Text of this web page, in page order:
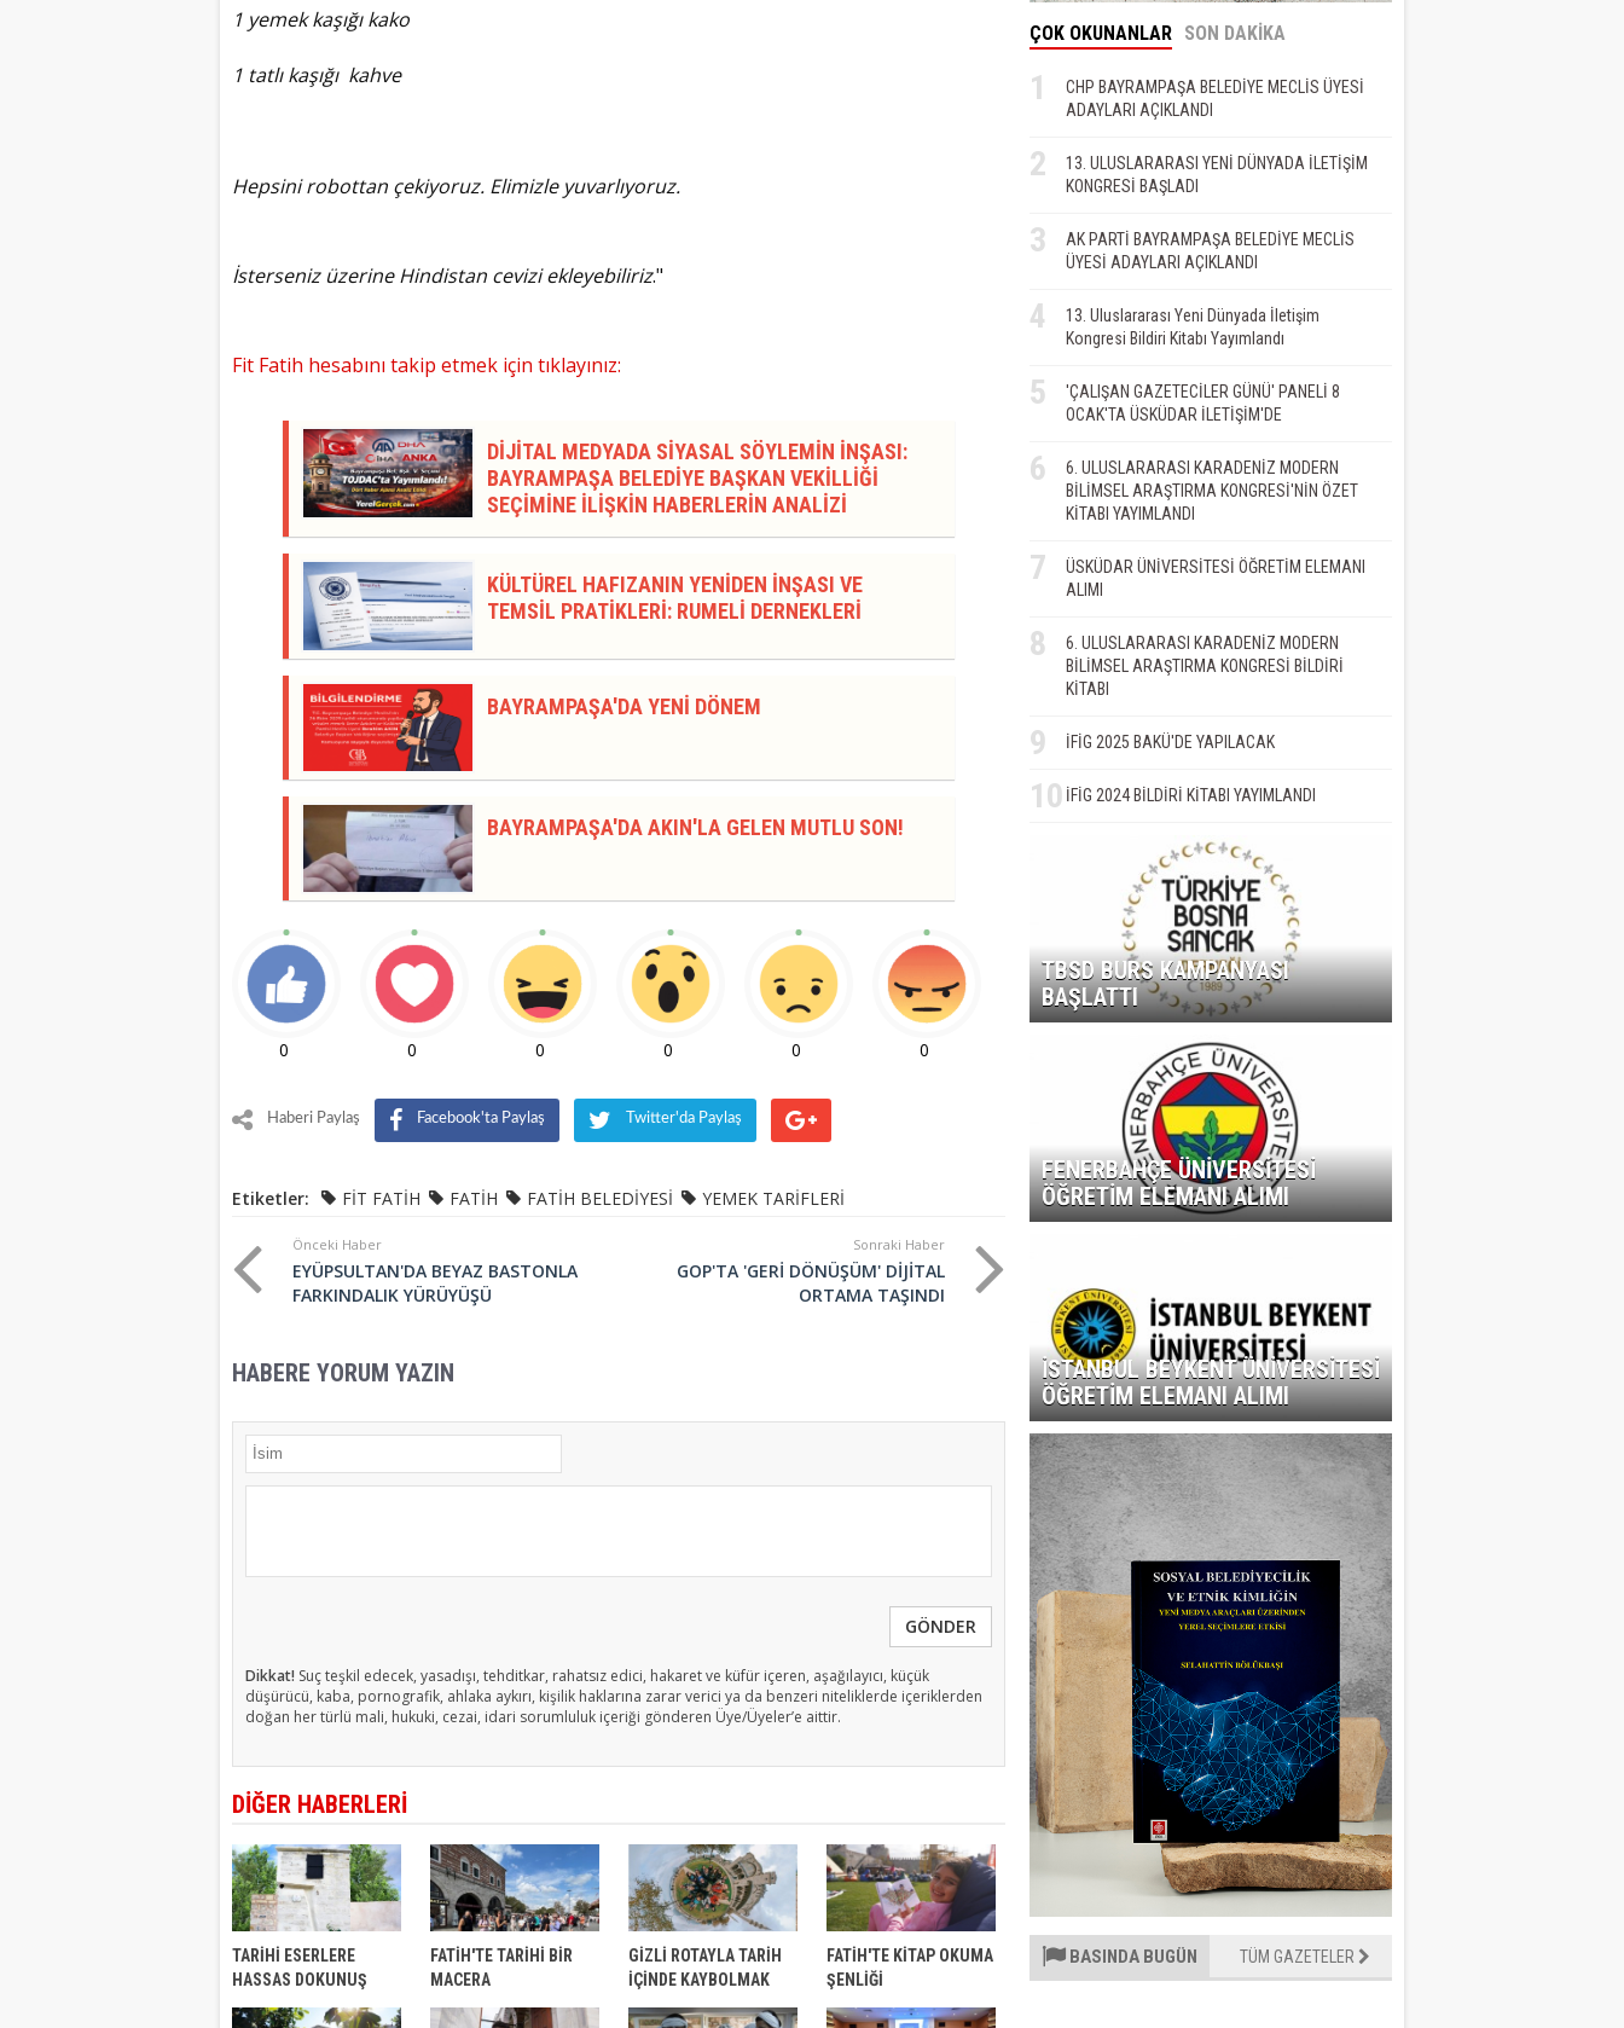
1 yemek kaşığı kako
1 tatlı kaşığı kahve
Hepsini robottan çekiyoruz. Elimizle yuvarlıyoruz.
İsterseniz üzerine Hindistan cevizi ekleyebiliriz."
Fit Fatih hesabını takip etmek için tıklayınız:
DİJİTAL MEDYADA SİYASAL SÖYLEMİN İNŞASI:
BAYRAMPAŞA BELEDİYE BAŞKAN VEKİLLİĞİ
SEÇİMİNE İLİŞKİN HABERLERİN ANALİZİ
KÜLTÜREL HAFIZANIN YENİDEN İNŞASI VE
TEMSİL PRATİKLERİ: RUMELİ DERNEKLERİ
BAYRAMPAŞA'DA YENİ DÖNEM
BAYRAMPAŞA'DA AKIN'LA GELEN MUTLU SON!
0 0 0 0 0 0
Haberi Paylaş Facebook'ta Paylaş Twitter'da Paylaş
Etiketler: FİT FATİH FATİH FATİH BELEDİYESİ YEMEK TARİFLERİ
Önceki Haber
EYÜPSULTAN'DA BEYAZ BASTONLA
FARKINDALIK YÜRÜYÜŞÜ
Sonraki Haber
GOP'TA 'GERİ DÖNÜŞÜM' DİJİTAL
ORTAMA TAŞINDI
HABERE YORUM YAZIN
GÖNDER
Dikkat! Suç teşkil edecek, yasadışı, tehditkar, rahatsız edici, hakaret ve küfür içeren, aşağılayıcı, küçük
düşürücü, kaba, pornografik, ahlaka aykırı, kişilik haklarına zarar verici ya da benzeri niteliklerde içeriklerden
doğan her türlü mali, hukuki, cezai, idari sorumluluk içeriği gönderen Üye/Üyeler’e aittir.
DİĞER HABERLERİ
TARİHİ ESERLERE
HASSAS DOKUNUŞ
FATİH'TE TARİHİ BİR
MACERA
GİZLİ ROTAYLA TARİH
İÇİNDE KAYBOLMAK
FATİH'TE KİTAP OKUMA
ŞENLİĞİ
ÇOK OKUNANLAR SON DAKİKA
1
CHP BAYRAMPAŞA BELEDİYE MECLİS ÜYESİ
ADAYLARI AÇIKLANDI
2
13. ULUSLARARASI YENİ DÜNYADA İLETİŞİM
KONGRESİ BAŞLADI
3
AK PARTİ BAYRAMPAŞA BELEDİYE MECLİS
ÜYESİ ADAYLARI AÇIKLANDI
4
13. Uluslararası Yeni Dünyada İletişim
Kongresi Bildiri Kitabı Yayımlandı
5
'ÇALIŞAN GAZETECİLER GÜNÜ' PANELİ 8
OCAK'TA ÜSKÜDAR İLETİŞİM'DE
6
6. ULUSLARARASI KARADENİZ MODERN
BİLİMSEL ARAŞTIRMA KONGRESİ'NİN ÖZET
KİTABI YAYIMLANDI
7
ÜSKÜDAR ÜNİVERSİTESİ ÖĞRETİM ELEMANI
ALIMI
8
6. ULUSLARARASI KARADENİZ MODERN
BİLİMSEL ARAŞTIRMA KONGRESİ BİLDİRİ
KİTABI
9 İFİG 2025 BAKÜ'DE YAPILACAK
10 İFİG 2024 BİLDİRİ KİTABI YAYIMLANDI
TBSD BURS KAMPANYASI
BAŞLATTI
FENERBAHÇE ÜNİVERSİTESİ
ÖĞRETİM ELEMANI ALIMI
İSTANBUL BEYKENT ÜNİVERSİTESİ
ÖĞRETİM ELEMANI ALIMI
BASINDA BUGÜN TÜM GAZETELER